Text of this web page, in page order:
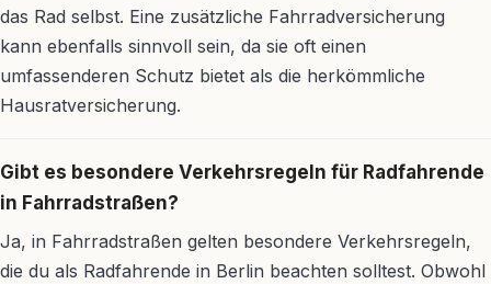
das Rad selbst. Eine zusätzliche Fahrradversicherung
kann ebenfalls sinnvoll sein, da sie oft einen
umfassenderen Schutz bietet als die herkömmliche
Hausratversicherung.
Gibt es besondere Verkehrsregeln für Radfahrende
in Fahrradstraßen?
Ja, in Fahrradstraßen gelten besondere Verkehrsregeln,
die du als Radfahrende in Berlin beachten solltest. Obwohl